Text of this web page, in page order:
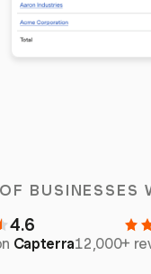
BUSINESSES
4.6
Capterra12,000+